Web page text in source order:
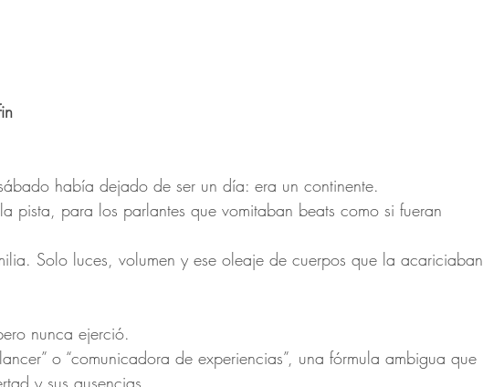
había dejado de ser un día: era un continente.
pista, para los parlantes que vomitaban beats como si fueran
Solo luces, volumen y ese oleaje de cuerpos que la acariciaban
nunca ejerció.
o “comunicadora de experiencias”, una fórmula ambigua que
y sus ausencias.